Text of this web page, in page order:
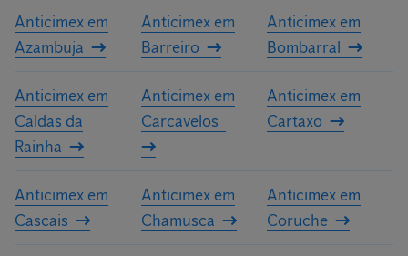
Anticimex em
Azambuja
Anticimex em
Barreiro
Anticimex em
Bombarral
Anticimex em
Caldas da
Rainha
Anticimex em
Carcavelos
Anticimex em
Cartaxo
Anticimex em
Cascais
Anticimex em
Chamusca
Anticimex em
Coruche